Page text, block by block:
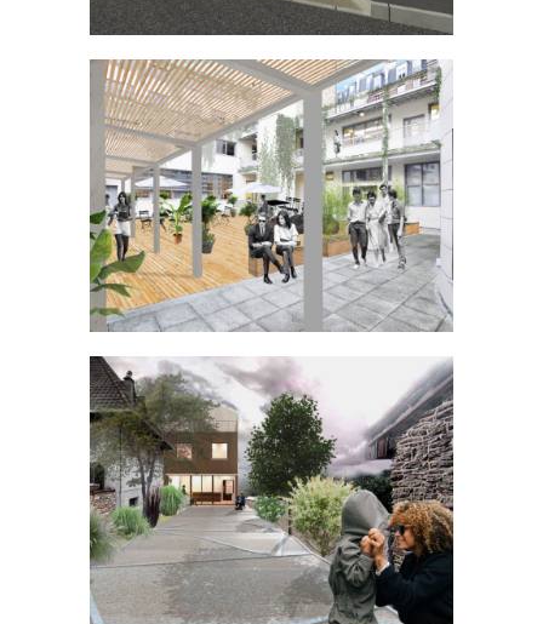
Université de la Sorbonne
ÉQUIPEMENT
École à Champigny-sur-Marne
ÉQUIPEMENT